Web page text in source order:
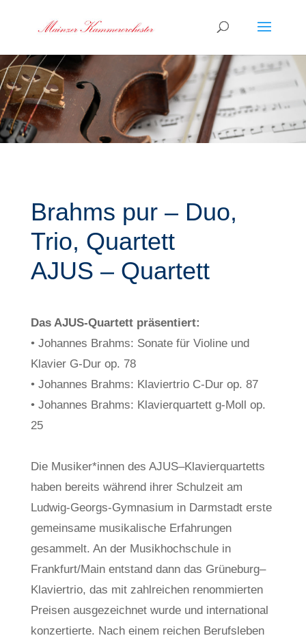
Brahms pur – Duo,
Trio, Quartett
AJUS – Quartett
Das AJUS-Quartett präsentiert:
• Johannes Brahms: Sonate für Violine und
Klavier G-Dur op. 78
• Johannes Brahms: Klaviertrio C-Dur op. 87
• Johannes Brahms: Klavierquartett g-Moll op.
25
Die Musiker*innen des AJUS–Klavierquartetts
haben bereits während ihrer Schulzeit am
Ludwig-Georgs-Gymnasium in Darmstadt erste
gemeinsame musikalische Erfahrungen
gesammelt. An der Musikhochschule in
Frankfurt/Main entstand dann das Grüneburg–
Klaviertrio, das mit zahlreichen renommierten
Preisen ausgezeichnet wurde und international
konzertierte. Nach einem reichen Berufsleben